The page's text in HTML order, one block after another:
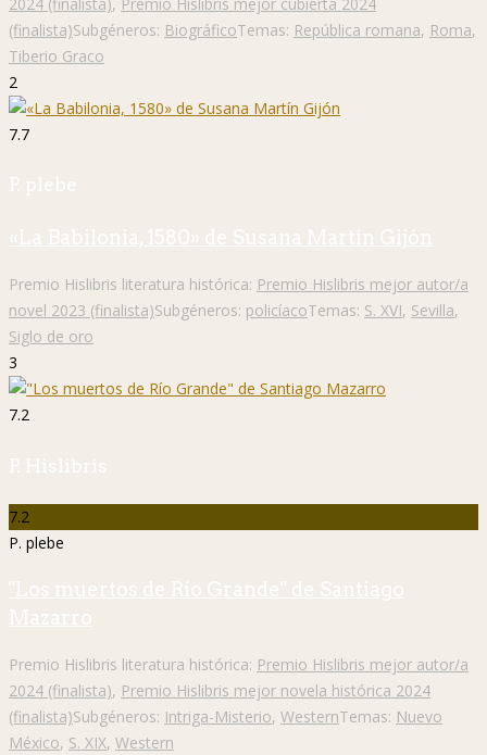
(finalista)Subgéneros: BiográficoTemas: República romana, Roma,
Tiberio Graco
2
7.7
P. plebe
«La Babilonia, 1580» de Susana Martín Gijón
Premio Hislibris literatura histórica: Premio Hislibris mejor autor/a
novel 2023 (finalista)Subgéneros: policíacoTemas: S. XVI, Sevilla,
Siglo de oro
3
7.2
P. Hislibris
7.2
P. plebe
"Los muertos de Río Grande" de Santiago
Mazarro
Premio Hislibris literatura histórica: Premio Hislibris mejor autor/a
2024 (finalista), Premio Hislibris mejor novela histórica 2024
(finalista)Subgéneros: Intriga-Misterio, WesternTemas: Nuevo
México, S. XIX, Western